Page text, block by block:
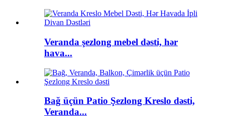
Veranda şezlong mebel dəsti, hər
hava...
Bağ üçün Patio Şezlong Kreslo dəsti,
Veranda...